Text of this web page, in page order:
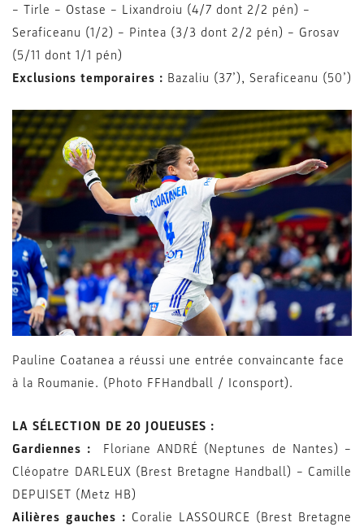
– Tirle – Ostase – Lixandroiu (4/7 dont 2/2 pén) –
Seraficeanu (1/2) – Pintea (3/3 dont 2/2 pén) – Grosav
(5/11 dont 1/1 pén)
Exclusions temporaires : Bazaliu (37’), Seraficeanu (50’)
Pauline Coatanea a réussi une entrée convaincante face
à la Roumanie. (Photo FFHandball / Iconsport).
LA SÉLECTION DE 20 JOUEUSES :
Gardiennes : Floriane ANDRÉ (Neptunes de Nantes) –
Cléopatre DARLEUX (Brest Bretagne Handball) – Camille
DEPUISET (Metz HB)
Ailières gauches : Coralie LASSOURCE (Brest Bretagne